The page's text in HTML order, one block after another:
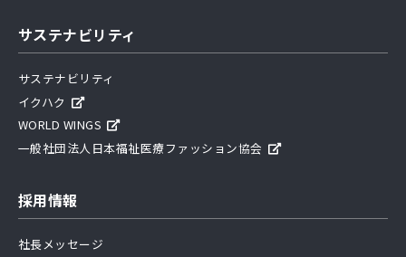
サステナビリティ
サステナビリティ
イクハク
WORLD WINGS
一般社団法人日本福祉医療ファッション協会
採用情報
社長メッセージ